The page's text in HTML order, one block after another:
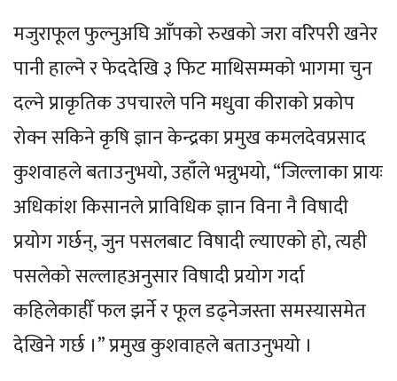
मजुराफूल फुल्नुअघि आँपको रुखको जरा वरिपरी खनेर
पानी हाल्ने र फेददेखि ३ फिट माथिसम्मको भागमा चुन
दल्ने प्राकृतिक उपचारले पनि मधुवा कीराको प्रकोप
रोक्न सकिने कृषि ज्ञान केन्द्रका प्रमुख कमलदेवप्रसाद
कुशवाहले बताउनुभयो, उहाँले भन्नुभयो, “जिल्लाका प्रायः
अधिकांश किसानले प्राविधिक ज्ञान विना नै विषादी
प्रयोग गर्छन्, जुन पसलबाट विषादी ल्याएको हो, त्यही
पसलेको सल्लाहअनुसार विषादी प्रयोग गर्दा
कहिलेकाहीँ फल झर्ने र फूल डढ्नेजस्ता समस्यासमेत
देखिने गर्छ ।” प्रमुख कुशवाहले बताउनुभयो ।